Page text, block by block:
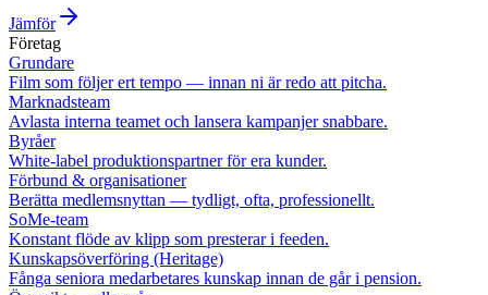
Jämför
Företag
Grundare
Film som följer ert tempo — innan ni är redo att pitcha.
Marknadsteam
Avlasta interna teamet och lansera kampanjer snabbare.
Byråer
White-label produktionspartner för era kunder.
Förbund & organisationer
Berätta medlemsnyttan — tydligt, ofta, professionellt.
SoMe-team
Konstant flöde av klipp som presterar i feeden.
Kunskapsöverföring (Heritage)
Fånga seniora medarbetares kunskap innan de går i pension.